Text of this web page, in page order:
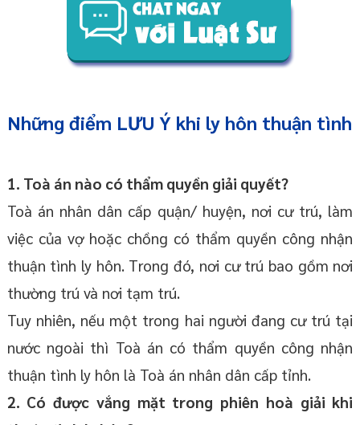
Những điểm LƯU Ý khi ly hôn thuận tình
1. Toà án nào có thẩm quyền giải quyết?
Toà án nhân dân cấp quận/ huyện, nơi cư trú, làm
việc của vợ hoặc chồng có thẩm quyền công nhận
thuận tình ly hôn. Trong đó, nơi cư trú bao gồm nơi
thường trú và nơi tạm trú.
Tuy nhiên, nếu một trong hai người đang cư trú tại
nước ngoài thì Toà án có thẩm quyền công nhận
thuận tình ly hôn là Toà án nhân dân cấp tỉnh.
2. Có được vắng mặt trong phiên hoà giải khi